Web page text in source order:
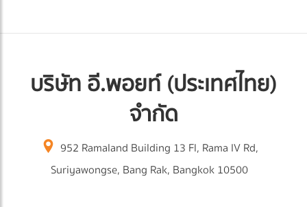
บริษัท อี.พอยท์ (ประเทศไทย)
จำกัด
952 Ramaland Building 13 Fl, Rama IV Rd,
Suriyawongse, Bang Rak, Bangkok 10500